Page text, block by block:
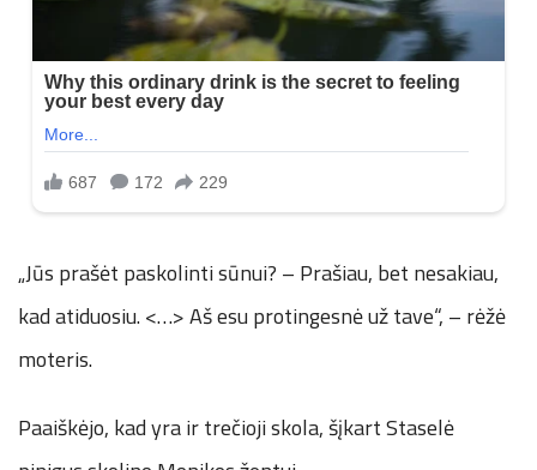
„Jūs prašėt paskolinti sūnui? – Prašiau, bet nesakiau,
kad atiduosiu. <…> Aš esu protingesnė už tave“, – rėžė
moteris.
Paaiškėjo, kad yra ir trečioji skola, šįkart Staselė